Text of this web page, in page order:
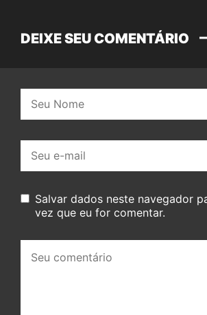
DEIXE SEU COMENTÁRIO
mail:
Salvar dados neste navegador
vez que eu for comentar.
comentário: